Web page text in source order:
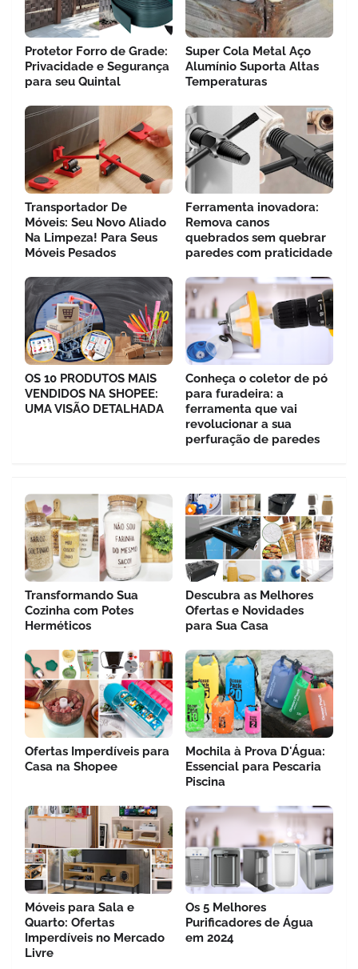
Protetor Forro de Grade:
Privacidade e Segurança
para seu Quintal
Super Cola Metal Aço
Alumínio Suporta Altas
Temperaturas
Transportador De
Móveis: Seu Novo Aliado
Na Limpeza! Para Seus
Móveis Pesados
Ferramenta inovadora:
Remova canos
quebrados sem quebrar
paredes com praticidade
OS 10 PRODUTOS MAIS
VENDIDOS NA SHOPEE:
UMA VISÃO DETALHADA
Conheça o coletor de pó
para furadeira: a
ferramenta que vai
revolucionar a sua
perfuração de paredes
Transformando Sua
Cozinha com Potes
Herméticos
Descubra as Melhores
Ofertas e Novidades
para Sua Casa
Ofertas Imperdíveis para
Casa na Shopee
Mochila à Prova D'Água:
Essencial para Pescaria
Piscina
Móveis para Sala e
Quarto: Ofertas
Imperdíveis no Mercado
Livre
Os 5 Melhores
Purificadores de Água
em 2024